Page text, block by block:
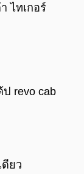
ไทเกอร์
revo cab
ยว